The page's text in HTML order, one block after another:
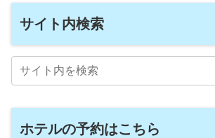
サイト内検索
ホテルの予約はこちら